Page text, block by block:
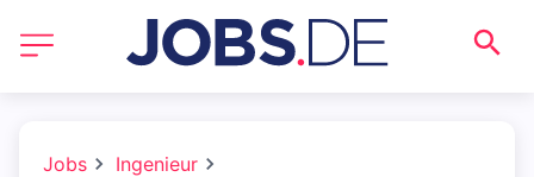
Jobs
Ingenieur